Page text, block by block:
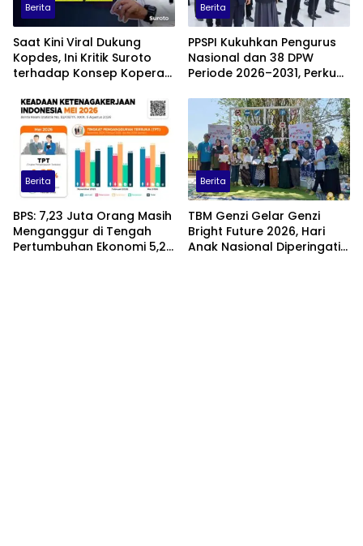
Berita
Saat Kini Viral Dukung
Kopdes, Ini Kritik Suroto
terhadap Konsep Koperasi
Berita
PPSPI Kukuhkan Pengurus
Nasional dan 38 DPW
Periode 2026–2031, Perkuat
Publik
Berita
BPS: 7,23 Juta Orang Masih
Menganggur di Tengah
Pertumbuhan Ekonomi 5,29
Berita
TBM Genzi Gelar Genzi
Bright Future 2026, Hari
Anak Nasional Diperingati